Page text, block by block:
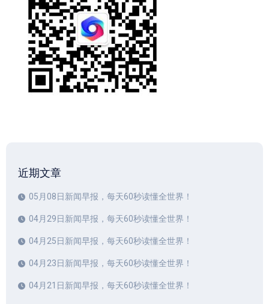
近期文章
05月08日新闻早报，每天60秒读懂全世界！
04月29日新闻早报，每天60秒读懂全世界！
04月25日新闻早报，每天60秒读懂全世界！
04月23日新闻早报，每天60秒读懂全世界！
04月21日新闻早报，每天60秒读懂全世界！